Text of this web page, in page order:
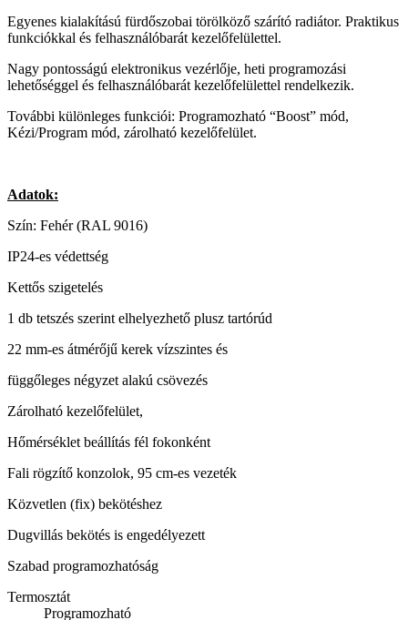
Egyenes kialakítású fürdőszobai törölköző szárító radiátor. Praktikus
funkciókkal és felhasználóbarát kezelőfelülettel.
Nagy pontosságú elektronikus vezérlője, heti programozási
lehetőséggel és felhasználóbarát kezelőfelülettel rendelkezik.
További különleges funkciói: Programozható “Boost” mód,
Kézi/Program mód, zárolható kezelőfelület.
Adatok:
Szín: Fehér (RAL 9016)
IP24-es védettség
Kettős szigetelés
1 db tetszés szerint elhelyezhető plusz tartórúd
22 mm-es átmérőjű kerek vízszintes és
függőleges négyzet alakú csövezés
Zárolható kezelőfelület,
Hőmérséklet beállítás fél fokonként
Fali rögzítő konzolok, 95 cm-es vezeték
Közvetlen (fix) bekötéshez
Dugvillás bekötés is engedélyezett
Szabad programozhatóság
Termosztát
Programozható